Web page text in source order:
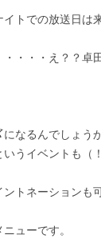
トでの放送日は
・・・え？？卓
なるんでしょうか
うイベントも（
トネーションも可
ューです。